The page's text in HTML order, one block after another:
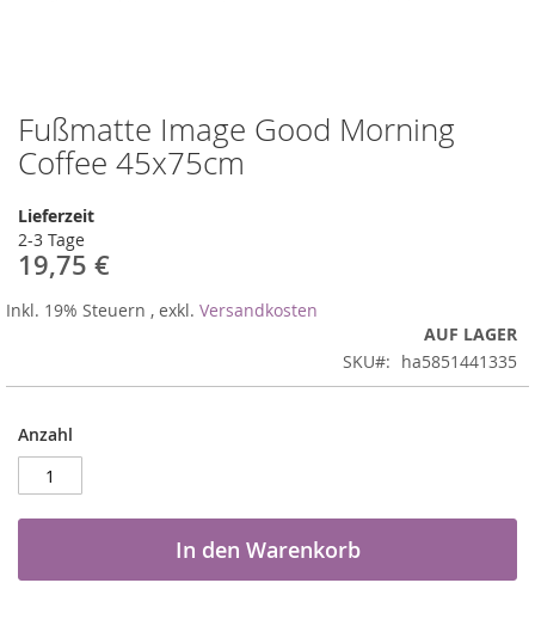
Fußmatte Image Good Morning
Coffee 45x75cm
Lieferzeit
2-3 Tage
19,75 €
Inkl. 19% Steuern , exkl. Versandkosten
AUF LAGER
SKU
ha5851441335
Anzahl
In den Warenkorb
Zum
Anfang
der
springen